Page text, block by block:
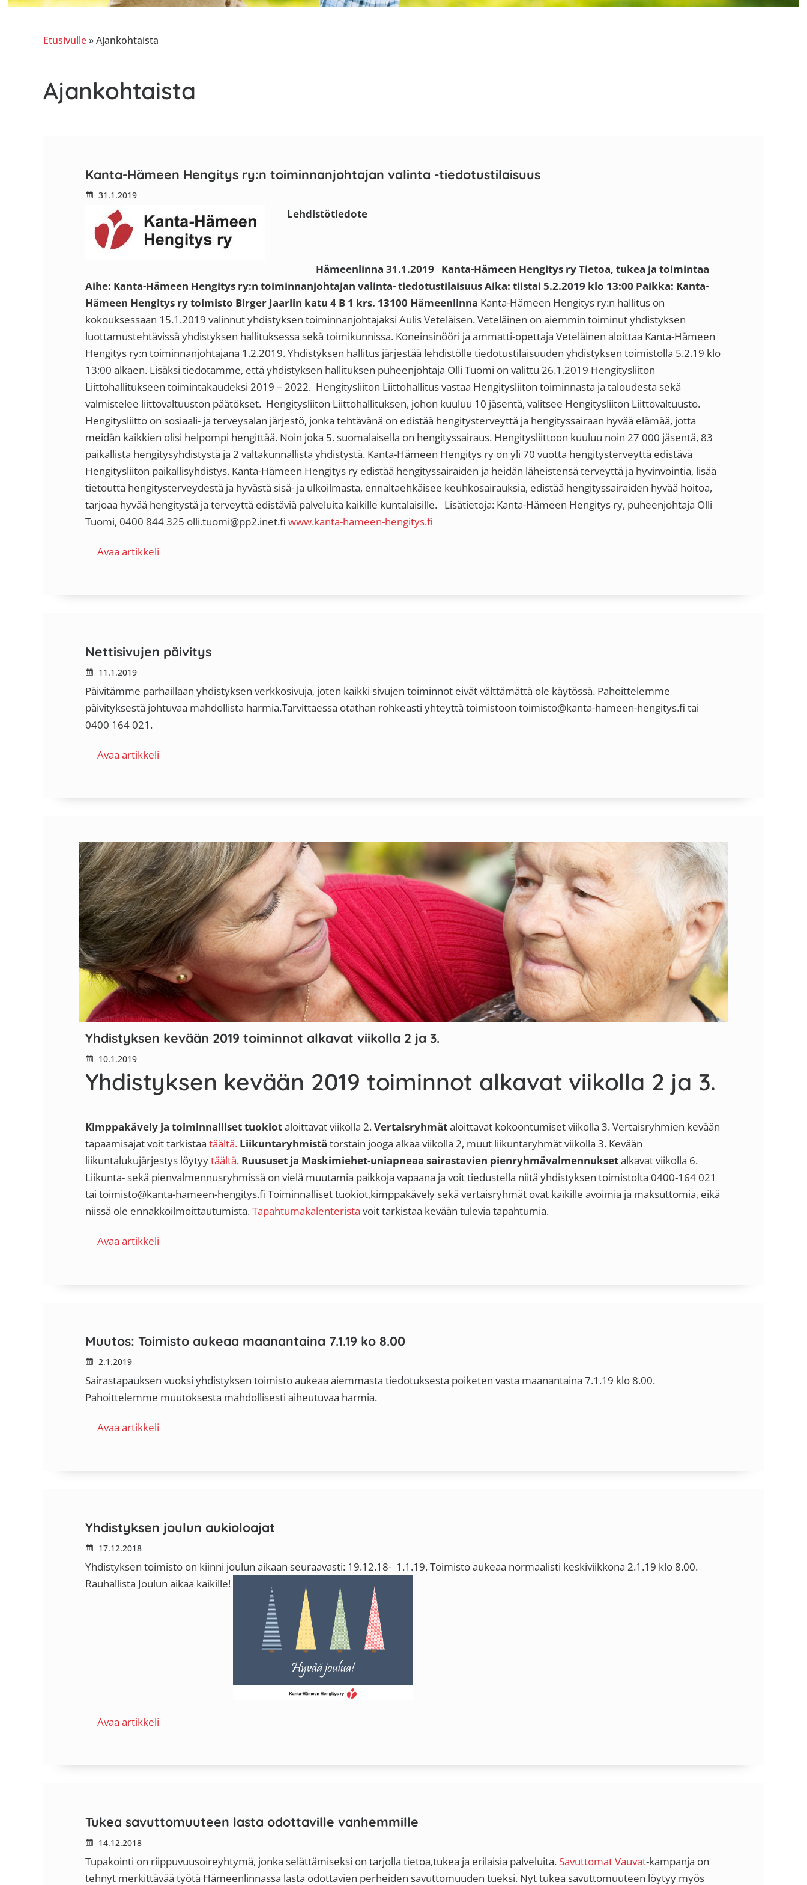
sisäilma
allergiat.
Hengitys
Etusivulle»Ajankohtaista
Ajankohtaista
Kanta-Hämeen Hengitys ry:n toiminnanjohtajan valinta -tiedotustilaisuus
31.1.2019
Lehdistötiedote
Hämeenlinna 31.1.2019 Kanta-Hämeen Hengitys ryTietoa, tukea ja toimintaa
Aihe: Kanta-Hämeen Hengitys ry:n toiminnanjohtajan valinta- tiedotustilaisuusAika: tiistai 5.2.2019 klo 13:00 Paikka: Kanta-
Hämeen Hengitys ry toimisto Birger Jaarlin katu 4 B 1 krs. 13100 Hämeenlinna Kanta-Hämeen Hengitys ry:n hallitus on
kokouksessaan 15.1.2019 valinnut yhdistyksen toiminnanjohtajaksi Aulis Veteläisen. Veteläinen on aiemmin toiminut yhdistyksen
luottamustehtävissä yhdistyksen hallituksessa sekä toimikunnissa. Koneinsinööri ja ammatti-opettaja Veteläinen aloittaa Kanta-Hämeen
Hengitys ry:n toiminnanjohtajana 1.2.2019. Yhdistyksen hallitus järjestää lehdistölle tiedotustilaisuuden yhdistyksen toimistolla 5.2.19 klo
13:00 alkaen. Lisäksi tiedotamme, että yhdistyksen hallituksen puheenjohtaja Olli Tuomi on valittu 26.1.2019 Hengitysliiton
Liittohallitukseen toimintakaudeksi 2019 – 2022. Hengitysliiton Liittohallitus vastaa Hengitysliiton toiminnasta ja taloudesta sekä
valmistelee liittovaltuuston päätökset. Hengitysliiton Liittohallituksen, johon kuuluu 10 jäsentä, valitsee Hengitysliiton Liittovaltuusto.
Hengitysliitto on sosiaali- ja terveysalan järjestö, jonka tehtävänä on edistää hengitysterveyttä ja hengityssairaan hyvää elämää, jotta
meidän kaikkien olisi helpompi hengittää. Noin joka 5. suomalaisella on hengityssairaus. Hengitysliittoon kuuluu noin 27 000 jäsentä, 83
paikallista hengitysyhdistystä ja 2 valtakunnallista yhdistystä. Kanta-Hämeen Hengitys ry on yli 70 vuotta hengitysterveyttä edistävä
Hengitysliiton paikallisyhdistys. Kanta-Hämeen Hengitys ry edistää hengityssairaiden ja heidän läheistensä terveyttä ja hyvinvointia, lisää
tietoutta hengitysterveydestä ja hyvästä sisä- ja ulkoilmasta, ennaltaehkäisee keuhkosairauksia, edistää hengityssairaiden hyvää hoitoa,
tarjoaa hyvää hengitystä ja terveyttä edistäviä palveluita kaikille kuntalaisille. Lisätietoja: Kanta-Hämeen Hengitys ry, puheenjohtaja Olli
Tuomi, 0400 844 325 olli.tuomi@pp2.inet.fi www.kanta-hameen-hengitys.fi
Avaa artikkeli
Nettisivujen päivitys
11.1.2019
Päivitämme parhaillaan yhdistyksen verkkosivuja, joten kaikki sivujen toiminnot eivät välttämättä ole käytössä. Pahoittelemme
päivityksestä johtuvaa mahdollista harmia.Tarvittaessa otathan rohkeasti yhteyttä toimistoon toimisto@kanta-hameen-hengitys.fi tai
0400 164 021.
Avaa artikkeli
Yhdistyksen kevään 2019 toiminnot alkavat viikolla 2 ja 3.
10.1.2019
Yhdistyksen kevään 2019 toiminnot alkavat viikolla 2 ja 3.
Kimppakävely ja toiminnalliset tuokiotaloittavat viikolla 2.Vertaisryhmätaloittavat kokoontumiset viikolla 3. Vertaisryhmien kevään
tapaamisajat voit tarkistaa täältä. Liikuntaryhmistä torstain jooga alkaa viikolla 2, muut liikuntaryhmät viikolla 3. Kevään
liikuntalukujärjestys löytyytäältä. Ruususet ja Maskimiehet-uniapneaa sairastavien pienryhmävalmennuksetalkavat viikolla 6.
Liikunta- sekä pienvalmennusryhmissä on vielä muutamia paikkoja vapaana ja voit tiedustella niitä yhdistyksen toimistolta 0400-164 021
tai toimisto@kanta-hameen-hengitys.fi Toiminnalliset tuokiot,kimppakävely sekä vertaisryhmät ovat kaikille avoimia ja maksuttomia, eikä
niissä ole ennakkoilmoittautumista.Tapahtumakalenterista voit tarkistaa kevään tulevia tapahtumia.
Avaa artikkeli
Muutos: Toimisto aukeaa maanantaina 7.1.19 ko 8.00
2.1.2019
Sairastapauksen vuoksi yhdistyksen toimisto aukeaa aiemmasta tiedotuksesta poiketen vasta maanantaina 7.1.19 klo 8.00.
Pahoittelemme muutoksesta mahdollisesti aiheutuvaa harmia.
Avaa artikkeli
Yhdistyksen joulun aukioloajat
17.12.2018
Yhdistyksen toimisto on kiinni joulun aikaan seuraavasti: 19.12.18- 1.1.19. Toimisto aukeaa normaalisti keskiviikkona 2.1.19 klo 8.00.
Rauhallista Joulun aikaa kaikille!
Avaa artikkeli
Tukea savuttomuuteen lasta odottaville vanhemmille
14.12.2018
Tupakointi on riippuvuusoireyhtymä, jonka selättämiseksi on tarjolla tietoa,tukea ja erilaisia palveluita. Savuttomat Vauvat-kampanja on
tehnyt merkittävää työtä Hämeenlinnassa lasta odottavien perheiden savuttomuuden tueksi. Nyt tukea savuttomuuteen löytyy myös